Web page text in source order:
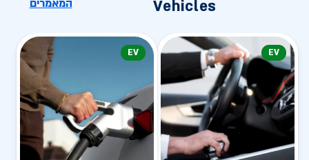
Vehicles
המאמרים
EV
EV